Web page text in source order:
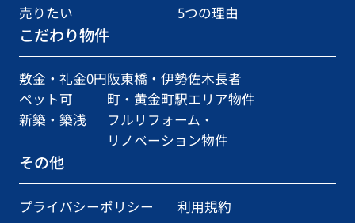
売りたい
5つの理由
こだわり物件
敷金・礼金0円
ペット可
新築・築浅
阪東橋・伊勢佐木長者
町・黄金町駅エリア物件
フルリフォーム・
リノベーション物件
その他
プライバシーポリシー
利用規約